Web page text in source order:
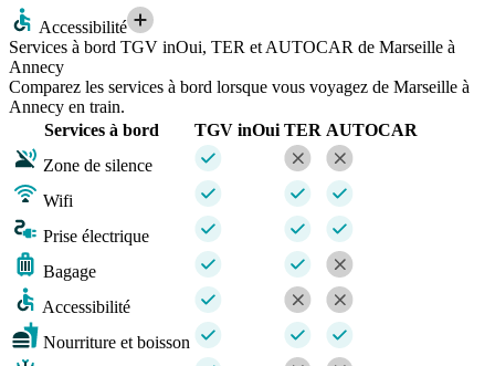
Accessibilité
Services à bord TGV inOui, TER et AUTOCAR de Marseille à
Annecy
Comparez les services à bord lorsque vous voyagez de Marseille à
Annecy en train.
Services à bord
TGV inOui TER AUTOCAR
Zone de silence
Wifi
Prise électrique
Bagage
Accessibilité
Nourriture et boisson